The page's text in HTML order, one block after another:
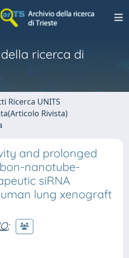
ricerca di
Ricerca UNITS
Rivista)
and prolonged
nanotube-
siRNA
lung xenograft
;